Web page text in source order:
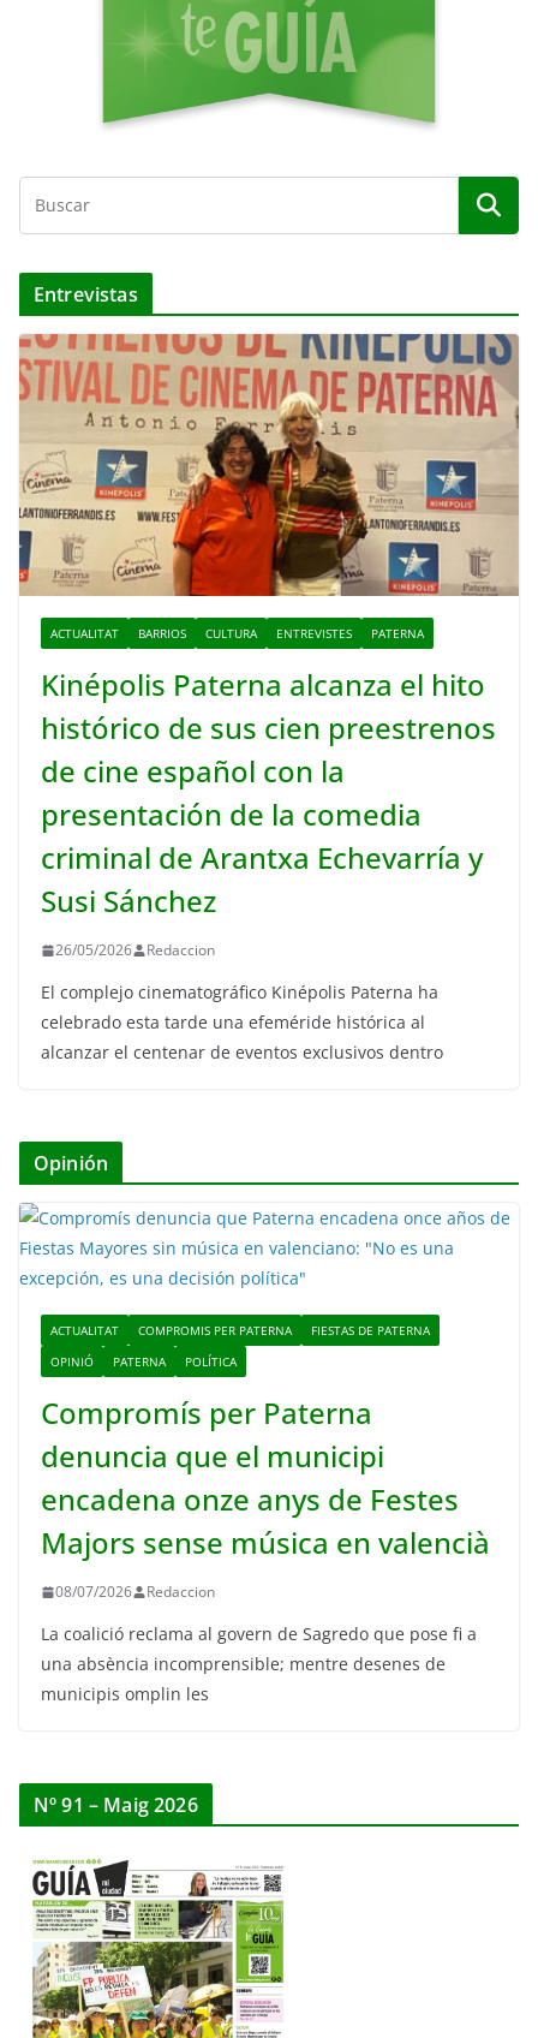
Entrevistas
ACTUALITAT BARRIOS CULTURA ENTREVISTES PATERNA
Kinépolis Paterna alcanza el hito
histórico de sus cien preestrenos
de cine español con la
presentación de la comedia
criminal de Arantxa Echevarría y
Susi Sánchez
26/05/2026 Redaccion
El complejo cinematográfico Kinépolis Paterna ha
celebrado esta tarde una efeméride histórica al
alcanzar el centenar de eventos exclusivos dentro
Opinión
ACTUALITAT COMPROMIS PER PATERNA
FIESTAS DE PATERNA
OPINIÓ
PATERNA POLÍTICA
Compromís per Paterna
denuncia que el municipi
encadena onze anys de Festes
Majors sense música en valencià
08/07/2026 Redaccion
La coalició reclama al govern de Sagredo que pose fi a
una absència incomprensible; mentre desenes de
municipis omplin les
Nº 91 – Maig 2026